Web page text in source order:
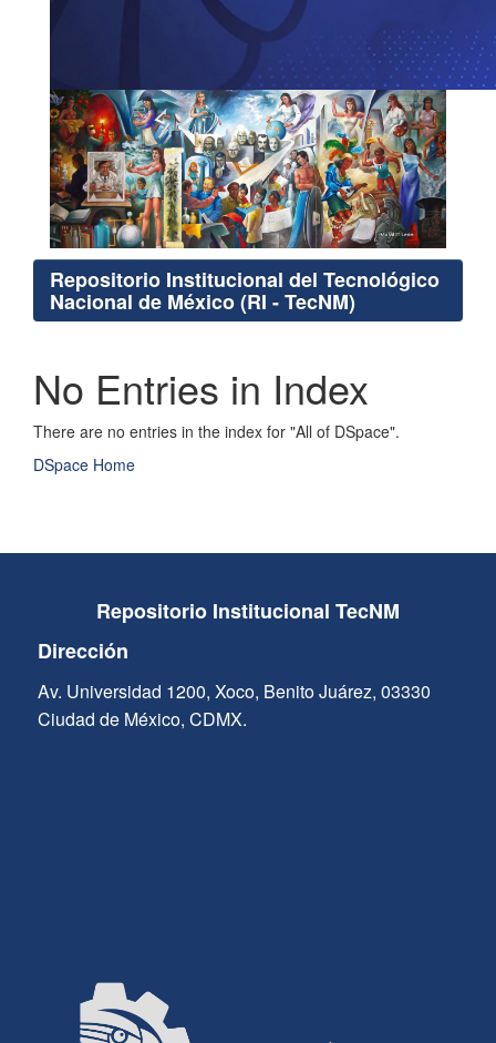
Repositorio Institucional del Tecnológico
Nacional de México (RI - TecNM)
No Entries in Index
There are no entries in the index for "All of DSpace".
DSpace Home
Repositorio Institucional TecNM
Dirección
Av. Universidad 1200, Xoco, Benito Juárez, 03330
Ciudad de México, CDMX.